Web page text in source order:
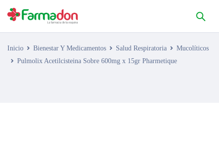
Inicio Bienestar Y Medicamentos Salud Respiratoria
Mucolíticos
Pulmolix Acetilcisteina Sobre 600mg x 15gr Pharmetique